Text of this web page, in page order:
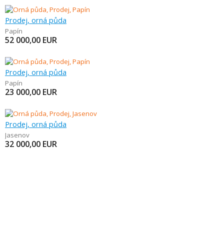
Prodej, orná půda
Papín
52 000,00 EUR
Prodej, orná půda
Papín
23 000,00 EUR
Prodej, orná půda
Jasenov
32 000,00 EUR